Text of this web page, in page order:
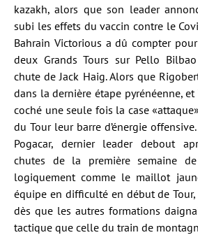
kazakh, alors que son leader
subi les effets du vaccin contre le
Bahrain Victorious a dû compter
deux Grands Tours sur Pello
chute de Jack Haig. Alors que
dans la dernière étape pyrénéenne,
coché une seule fois la case
du Tour leur barre d’énergie
Pogacar, dernier leader debout
chutes de la première semaine de
logiquement comme le maillot
équipe en difficulté en début de
dès que les autres formations
tactique que celle du train de